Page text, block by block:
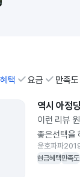
통신사를 선택하시
부담없이 하셔도
콜센터로 전화해
바보같았습니다.
매우친절하고 가입
택 요금 만족도
역시 아정
이런 리뷰
좋은선택을
그리고 주
윤호파파
현금혜택만족도